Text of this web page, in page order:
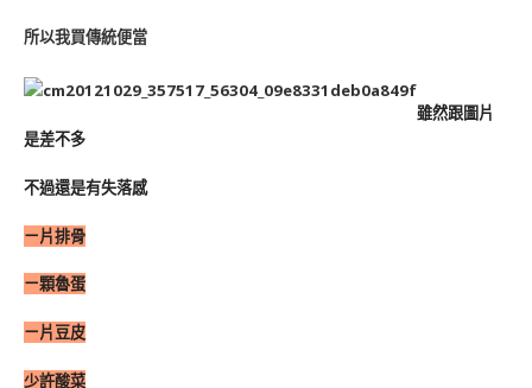
所以我買傳統便當
雖然跟圖片
是差不多
不過還是有失落感
ㄧ片排骨
ㄧ顆魯蛋
ㄧ片豆皮
少許酸菜